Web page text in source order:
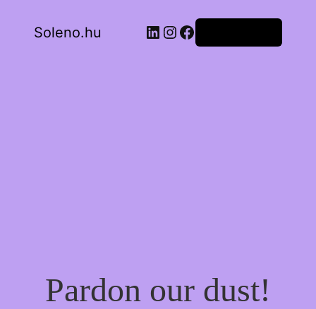
Soleno.hu LinkedIn
Instagram
Facebook
Pardon our dust!